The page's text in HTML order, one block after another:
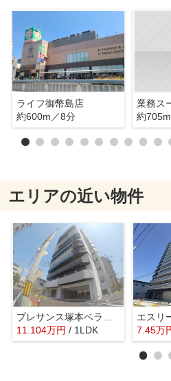
ライフ御幣島店
約600m／8分
業務ス
約
エリアの近い物件
11.104万円 / 1LDK
7.45万